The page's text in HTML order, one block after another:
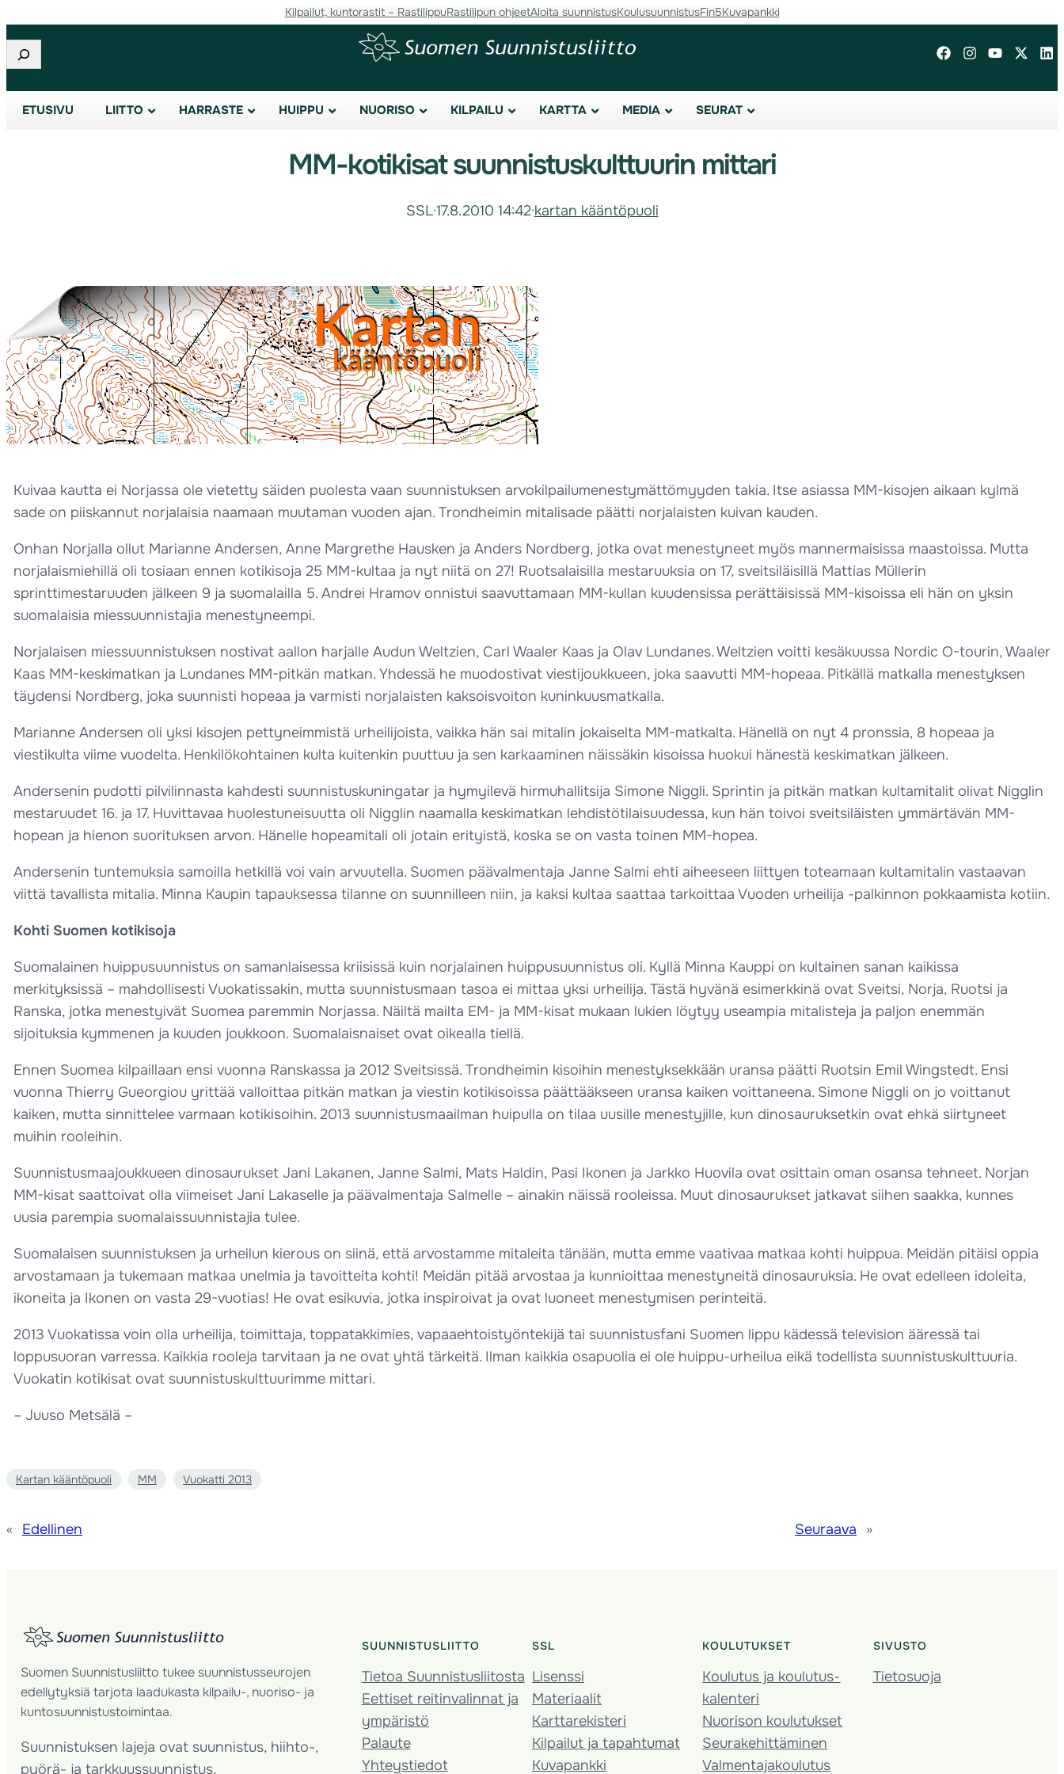
Kilpailut, kuntorastit – RastilippuRastilipun ohjeetAloita suunnistusKoulusuunnistusFin5Kuvapankki
Etsi
ETUSIVU LIITTO HARRASTE HUIPPU NUORISO KILPAILU KARTTA MEDIA SEURAT
MM-kotikisat suunnistuskulttuurin mittari
SSL·17.8.2010 14:42·kartan kääntöpuoli
Kuivaa kautta ei Norjassa ole vietetty säiden puolesta vaan suunnistuksen arvokilpailumenestymättömyyden takia. Itse asiassa MM-kisojen aikaan kylmä
sade on piiskannut norjalaisia naamaan muutaman vuoden ajan. Trondheimin mitalisade päätti norjalaisten kuivan kauden.
Onhan Norjalla ollut Marianne Andersen, Anne Margrethe Hausken ja Anders Nordberg, jotka ovat menestyneet myös mannermaisissa maastoissa. Mutta
norjalaismiehillä oli tosiaan ennen kotikisoja 25 MM-kultaa ja nyt niitä on 27! Ruotsalaisilla mestaruuksia on 17, sveitsiläisillä Mattias Müllerin
sprinttimestaruuden jälkeen 9 ja suomalailla 5. Andrei Hramov onnistui saavuttamaan MM-kullan kuudensissa perättäisissä MM-kisoissa eli hän on yksin
suomalaisia miessuunnistajia menestyneempi.
Norjalaisen miessuunnistuksen nostivat aallon harjalle Audun Weltzien, Carl Waaler Kaas ja Olav Lundanes. Weltzien voitti kesäkuussa Nordic O-tourin, Waaler
Kaas MM-keskimatkan ja Lundanes MM-pitkän matkan. Yhdessä he muodostivat viestijoukkueen, joka saavutti MM-hopeaa. Pitkällä matkalla menestyksen
täydensi Nordberg, joka suunnisti hopeaa ja varmisti norjalaisten kaksoisvoiton kuninkuusmatkalla.
Marianne Andersen oli yksi kisojen pettyneimmistä urheilijoista, vaikka hän sai mitalin jokaiselta MM-matkalta. Hänellä on nyt 4 pronssia, 8 hopeaa ja
viestikulta viime vuodelta. Henkilökohtainen kulta kuitenkin puuttuu ja sen karkaaminen näissäkin kisoissa huokui hänestä keskimatkan jälkeen.
Andersenin pudotti pilvilinnasta kahdesti suunnistuskuningatar ja hymyilevä hirmuhallitsija Simone Niggli. Sprintin ja pitkän matkan kultamitalit olivat Nigglin
mestaruudet 16. ja 17. Huvittavaa huolestuneisuutta oli Nigglin naamalla keskimatkan lehdistötilaisuudessa, kun hän toivoi sveitsiläisten ymmärtävän MM-
hopean ja hienon suorituksen arvon. Hänelle hopeamitali oli jotain erityistä, koska se on vasta toinen MM-hopea.
Andersenin tuntemuksia samoilla hetkillä voi vain arvuutella. Suomen päävalmentaja Janne Salmi ehti aiheeseen liittyen toteamaan kultamitalin vastaavan
viittä tavallista mitalia. Minna Kaupin tapauksessa tilanne on suunnilleen niin, ja kaksi kultaa saattaa tarkoittaa Vuoden urheilija -palkinnon pokkaamista kotiin.
Kohti Suomen kotikisoja
Suomalainen huippusuunnistus on samanlaisessa kriisissä kuin norjalainen huippusuunnistus oli. Kyllä Minna Kauppi on kultainen sanan kaikissa
merkityksissä – mahdollisesti Vuokatissakin, mutta suunnistusmaan tasoa ei mittaa yksi urheilija. Tästä hyvänä esimerkkinä ovat Sveitsi, Norja, Ruotsi ja
Ranska, jotka menestyivät Suomea paremmin Norjassa. Näiltä mailta EM- ja MM-kisat mukaan lukien löytyy useampia mitalisteja ja paljon enemmän
sijoituksia kymmenen ja kuuden joukkoon. Suomalaisnaiset ovat oikealla tiellä.
Ennen Suomea kilpaillaan ensi vuonna Ranskassa ja 2012 Sveitsissä. Trondheimin kisoihin menestyksekkään uransa päätti Ruotsin Emil Wingstedt. Ensi
vuonna Thierry Gueorgiou yrittää valloittaa pitkän matkan ja viestin kotikisoissa päättääkseen uransa kaiken voittaneena. Simone Niggli on jo voittanut
kaiken, mutta sinnittelee varmaan kotikisoihin. 2013 suunnistusmaailman huipulla on tilaa uusille menestyjille, kun dinosauruksetkin ovat ehkä siirtyneet
muihin rooleihin.
Suunnistusmaajoukkueen dinosaurukset Jani Lakanen, Janne Salmi, Mats Haldin, Pasi Ikonen ja Jarkko Huovila ovat osittain oman osansa tehneet. Norjan
MM-kisat saattoivat olla viimeiset Jani Lakaselle ja päävalmentaja Salmelle – ainakin näissä rooleissa. Muut dinosaurukset jatkavat siihen saakka, kunnes
uusia parempia suomalaissuunnistajia tulee.
Suomalaisen suunnistuksen ja urheilun kierous on siinä, että arvostamme mitaleita tänään, mutta emme vaativaa matkaa kohti huippua. Meidän pitäisi oppia
arvostamaan ja tukemaan matkaa unelmia ja tavoitteita kohti! Meidän pitää arvostaa ja kunnioittaa menestyneitä dinosauruksia. He ovat edelleen idoleita,
ikoneita ja Ikonen on vasta 29-vuotias! He ovat esikuvia, jotka inspiroivat ja ovat luoneet menestymisen perinteitä.
2013 Vuokatissa voin olla urheilija, toimittaja, toppatakkimies, vapaaehtoistyöntekijä tai suunnistusfani Suomen lippu kädessä television ääressä tai
loppusuoran varressa. Kaikkia rooleja tarvitaan ja ne ovat yhtä tärkeitä. Ilman kaikkia osapuolia ei ole huippu-urheilua eikä todellista suunnistuskulttuuria.
Vuokatin kotikisat ovat suunnistuskulttuurimme mittari.
– Juuso Metsälä –
Kartan kääntöpuoli MM Vuokatti 2013
« Edellinen Seuraava »
Suomen Suunnistusliitto tukee suunnistusseurojen
edellytyksiä tarjota laadukasta kilpailu-, nuoriso- ja
kuntosuunnistustoimintaa.
Suunnistuksen lajeja ovat suunnistus, hiihto-,
pyörä- ja tarkkuussuunnistus.
SUUNNISTUSLIITTO
Tietoa Suunnistusliitosta
Eettiset reitinvalinnat ja
ympäristö
Palaute
Yhteystiedot
SSL
Lisenssi
Materiaalit
Karttarekisteri
Kilpailut ja tapahtumat
Kuvapankki
KOULUTUKSET
Koulutus ja koulutus­
kalenteri
Nuorison koulutukset
Seura­kehittäminen
Valmentaja­koulutus
SIVUSTO
Tietosuoja